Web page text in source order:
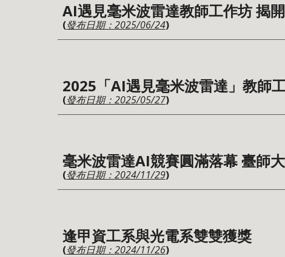
AI遇見毫米波雷達教師工作坊 揭
(發布日期： 2025/06/24)
2025 「AI遇見毫米波雷達」教師
(發布日期： 2025/05/27)
毫米波雷達AI競賽圓滿落幕 臺師
(發布日期： 2024/11/29)
逢甲資工系與光電系雙雙獲獎
(發布日期： 2024/11/26)